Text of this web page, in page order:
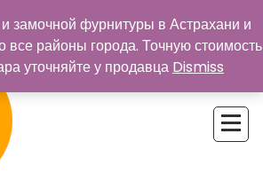
замочной фурнитуры в Астрахани и
все районы города. Точную стоимость
уточняйте у продавца Dismiss